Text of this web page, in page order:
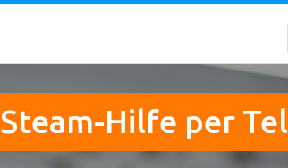
Steam-Hilfe per